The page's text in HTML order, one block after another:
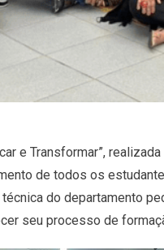
e Transformar”,
de todos os
do departamento
seu processo de